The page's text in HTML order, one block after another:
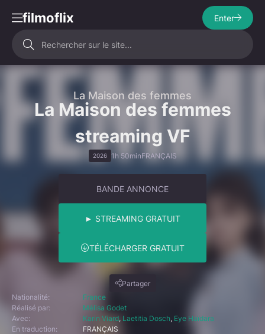
filmoflix Enter
La Maison des femmes
La Maison des femmes
streaming VF
2026 1h 50minFRANÇAIS
BANDE ANNONCE
► STREAMING GRATUIT
TÉLÉCHARGER GRATUIT
Partager
Nationalité:
France
Réalisé par:
Mélisa Godet
Avec:
Karin Viard, Laetitia Dosch, Eye Haïdara
En traduction:
FRANÇAIS